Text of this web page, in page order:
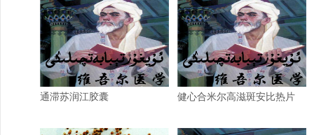
通滞苏润江胶囊 健心合米尔高滋斑安比热片